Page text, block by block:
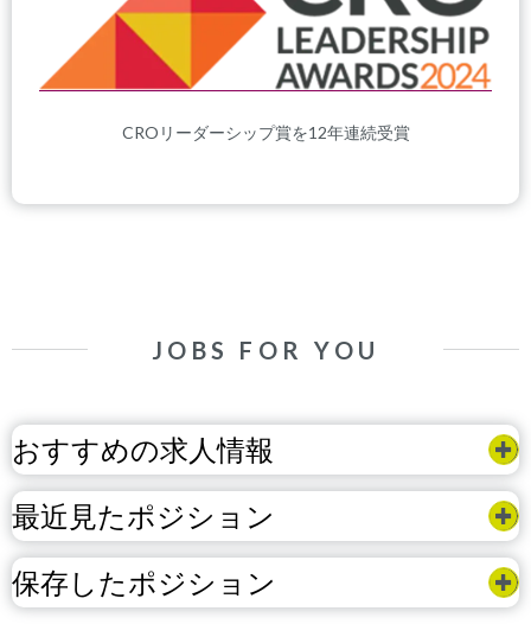
CROリーダーシップ賞を12年連続受賞
JOBS FOR YOU
おすすめの求人情報
最近見たポジション
保存したポジション